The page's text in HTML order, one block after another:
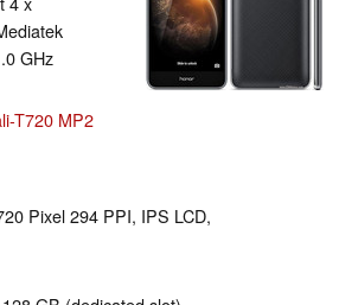
GHz
T720 MP2
Pixel 294 PPI, IPS LCD,